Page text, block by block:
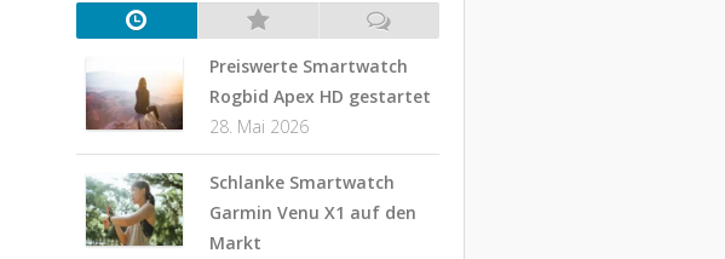
Preiswerte Smartwatch
Rogbid Apex HD gestartet
28. Mai 2026
Schlanke Smartwatch
Garmin Venu X1 auf den
Markt